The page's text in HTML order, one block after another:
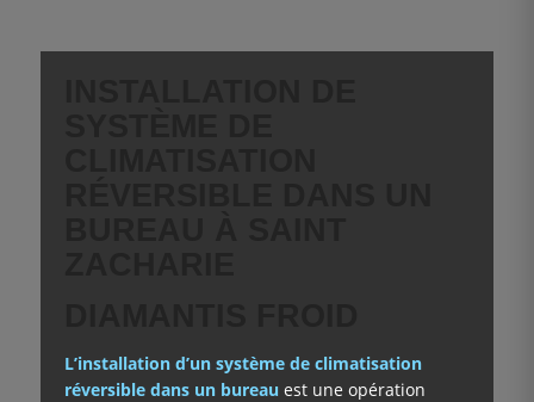
L’installation d’un système de climatisation
réversible dans un bureau est une opération